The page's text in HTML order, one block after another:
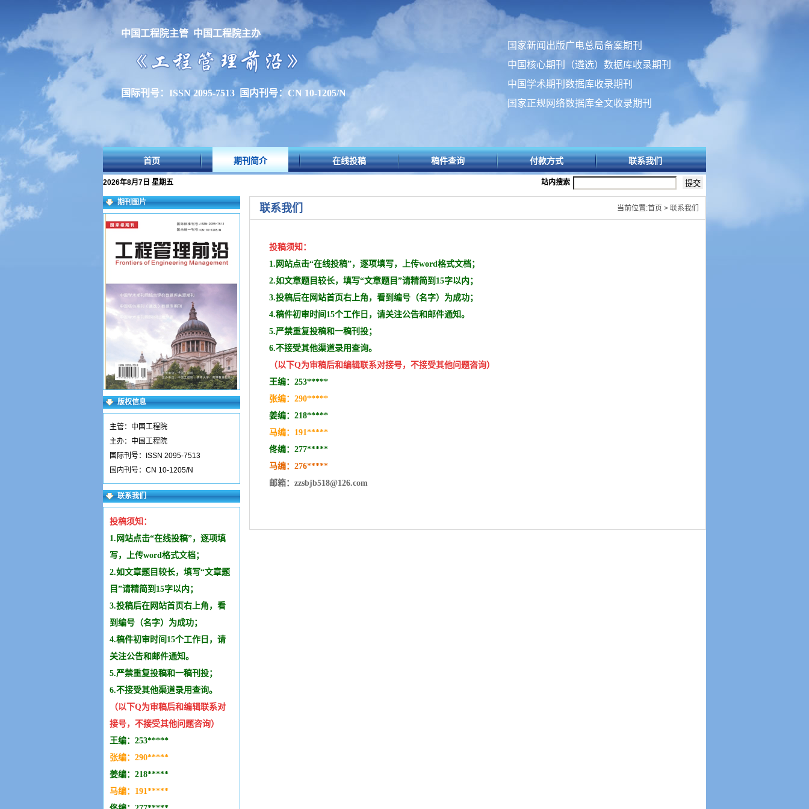
中国工程院主管 中国工程院主办
国际刊号：ISSN 2095-7513 国内刊号：CN 10-1205/N
国家新闻出版广电总局备案期刊
中国核心期刊（遴选）数据库收录期刊
中国学术期刊数据库收录期刊
国家正规网络数据库全文收录期刊
首页 期刊简介 在线投稿 稿件查询 付款方式 联系我们
2026年8月7日 星期五 站内搜索
期刊图片
版权信息
主管：中国工程院
主办：中国工程院
国际刊号：ISSN 2095-7513
国内刊号：CN 10-1205/N
联系我们
投稿须知：
1.网站点击“在线投稿”，逐项填
写，上传word格式文档；
2.如文章题目较长，填写“文章题
目”请精简到15字以内；
3.投稿后在网站首页右上角，看
到编号（名字）为成功；
4.稿件初审时间15个工作日，请
关注公告和邮件通知。
5.严禁重复投稿和一稿刊投；
6.不接受其他渠道录用查询。
（以下Q为审稿后和编辑联系对
接号，不接受其他问题咨询）
王编：253*****
张编：290*****
姜编：218*****
马编：191*****
联系我们 当前位置:首页 > 联系我们
投稿须知：
1.网站点击“在线投稿”，逐项填写，上传word格式文档；
2.如文章题目较长，填写“文章题目”请精简到15字以内；
3.投稿后在网站首页右上角，看到编号（名字）为成功；
4.稿件初审时间15个工作日，请关注公告和邮件通知。
5.严禁重复投稿和一稿刊投；
6.不接受其他渠道录用查询。
（以下Q为审稿后和编辑联系对接号，不接受其他问题咨询）
王编：253*****
张编：290*****
姜编：218*****
马编：191*****
佟编：277*****
马编：276*****
邮箱：zzsbjb518@126.com